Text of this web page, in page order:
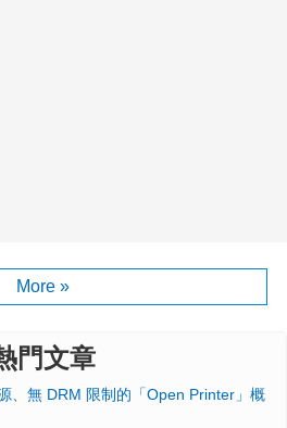
More »
門文章
、無 DRM 限制的「Open Printer」概